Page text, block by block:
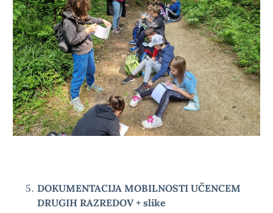
DOKUMENTACIJA MOBILNOSTI UČENCEM
DRUGIH RAZREDOV + slike